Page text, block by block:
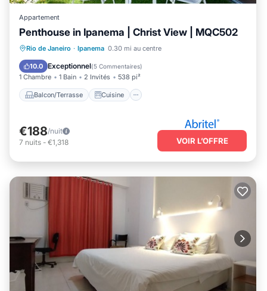
Appartement
Penthouse in Ipanema | Christ View | MQC502
Rio de Janeiro · Ipanema 0.30 mi au centre
10.0 Exceptionnel(5 Commentaires)
1 Chambre 1 Bain 2 Invités 538 pi²
Balcon/Terrasse Cuisine
Balcon/Terrasse
Cuisine
Climatisation
Internet
€188/nuit
7 nuits - €1,318 VOIR L’OFFRE